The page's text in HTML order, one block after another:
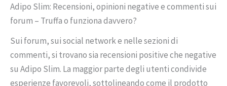
Adipo Slim: Recensioni, opinioni negative e commenti sui
forum – Truffa o funziona davvero?
Sui forum, sui social network e nelle sezioni di
commenti, si trovano sia recensioni positive che negative
su Adipo Slim. La maggior parte degli utenti condivide
esperienze favorevoli, sottolineando come il prodotto